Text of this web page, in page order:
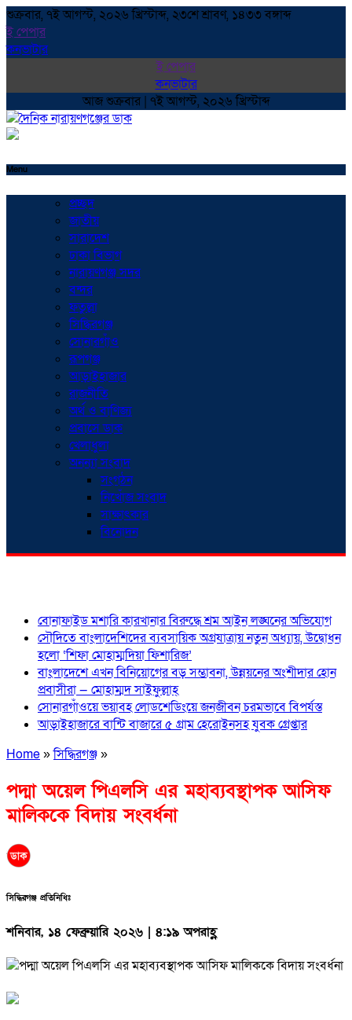
শুক্রবার, ৭ই আগস্ট, ২০২৬ খ্রিস্টাব্দ, ২৩শে শ্রাবণ, ১৪৩৩ বঙ্গাব্দ
ই পেপার
কনভাটার
ই পেপার
কনভাটার
আজ শুক্রবার | ৭ই আগস্ট, ২০২৬ খ্রিস্টাব্দ
Menu
প্রচ্ছদ
জাতীয়
সারাদেশ
ঢাকা বিভাগ
নারায়ণগঞ্জ সদর
বন্দর
ফতুল্লা
সিদ্ধিরগঞ্জ
সোনারগাঁও
রূপগঞ্জ
আড়াইহাজার
রাজনীতি
অর্থ ও বাণিজ্য
প্রবাসে ডাক
খেলাধুলা
অনন্যা সংবাদ
সংগঠন
নিখোঁজ সংবাদ
সাক্ষাৎকার
বিনোদন
বোনাফাইড মশারি কারখানার বিরুদ্ধে শ্রম আইন লঙ্ঘনের অভিযোগ
সৌদিতে বাংলাদেশিদের ব্যবসায়িক অগ্রযাত্রায় নতুন অধ্যায়, উদ্বোধন
হলো ‘শিফা মোহাম্মদিয়া ফিশারিজ’
বাংলাদেশে এখন বিনিয়োগের বড় সম্ভাবনা, উন্নয়নের অংশীদার হোন
প্রবাসীরা — মোহাম্মদ সাইফুল্লাহ্
সোনারগাঁওয়ে ভয়াবহ লোডশেডিংয়ে জনজীবন চরমভাবে বিপর্যস্ত
আড়াইহাজারে বান্টি বাজারে ৫ গ্রাম হেরোইনসহ যুবক গ্রেপ্তার
Home»সিদ্ধিরগঞ্জ»
পদ্মা অয়েল পিএলসি এর মহাব্যবস্থাপক আসিফ
মালিককে বিদায় সংবর্ধনা
সিদ্ধিরগঞ্জ প্রতিনিধিঃ
শনিবার, ১৪ ফেব্রুয়ারি ২০২৬ | ৪:১৯ অপরাহ্ণ